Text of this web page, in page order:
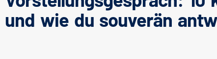
und wie du souverän